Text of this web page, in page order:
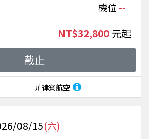
機位 --
菲律賓航空
NT$32,800 起
截止
08/15(六)